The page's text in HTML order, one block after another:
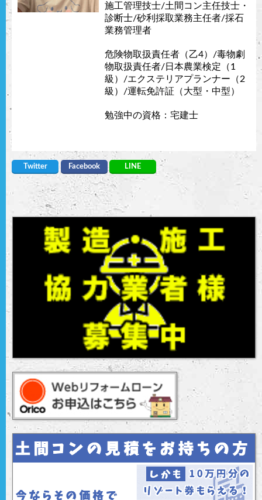
施工管理技士/土間コン主任技士・
診断士/砂利採取業務主任者/採石
業務管理者
危険物取扱責任者（乙4）/毒物劇
物取扱責任者/日本農業検定（1
級）/エクステリアプランナー（2
級）/運転免許証（大型・中型）
勉強中の資格：宅建士
Twitter Facebook LINE